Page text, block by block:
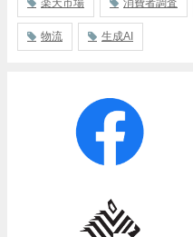
楽天市場 消費者調査
物流 生成AI